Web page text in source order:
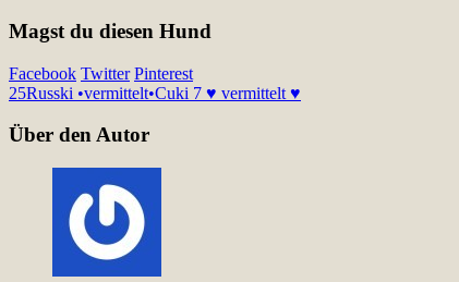
Magst du diesen Hund
Facebook Twitter Pinterest
25Russki •vermittelt•Cuki 7 ♥ vermittelt ♥
Über den Autor